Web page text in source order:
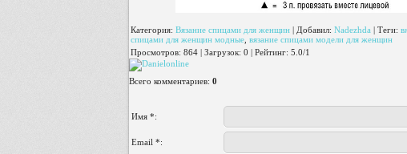
Категория: Вязание спицами для женщин | Добавил: Nadezhda | Теги:
спицами для женщин модные вязание спицами модели для женщин
Просмотров: 864 | Загрузок: 0 | Рейтинг: 5.0/1
Всего комментариев: 0
Имя *:
Email *: